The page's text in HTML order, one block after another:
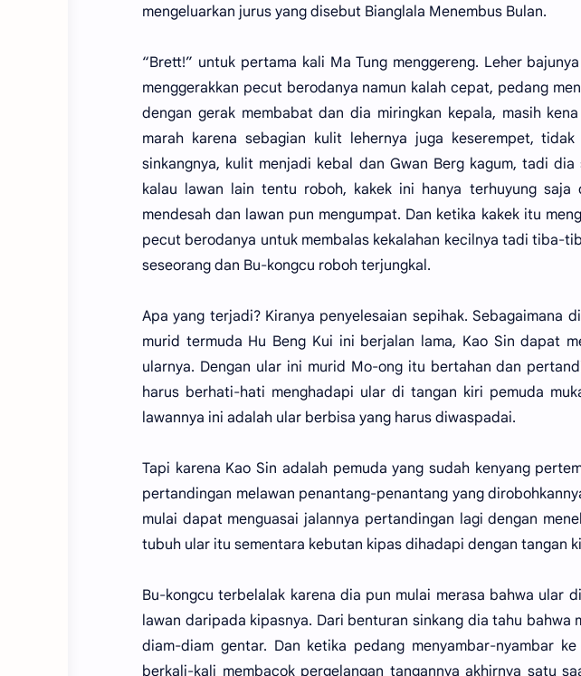
mengeluarkan jurus yang disebut Bianglala Menembus Bulan.
“Brett!” untuk pertama kali Ma Tung menggereng. Leher
menggerakkan pecut berodanya namun kalah cepat, pedang
dengan gerak membabat dan dia miringkan kepala, masih
marah karena sebagian kulit lehernya juga keserempet,
sinkangnya, kulit menjadi kebal dan Gwan Berg kagum, tadi
kalau lawan lain tentu roboh, kakek ini hanya terhuyung
mendesah dan lawan pun mengumpat. Dan ketika kakek itu
pecut berodanya untuk membalas kekalahan kecilnya tadi tiba-
seseorang dan Bu-kongcu roboh terjungkal.
Apa yang terjadi? Kiranya penyelesaian sepihak. Sebagaimana
murid termuda Hu Beng Kui ini berjalan lama, Kao Sin dapat
ularnya. Dengan ular ini murid Mo-ong itu bertahan dan
harus berhati-hati menghadapi ular di tangan kiri pemuda
lawannya ini adalah ular berbisa yang harus diwaspadai.
Tapi karena Kao Sin adalah pemuda yang sudah kenyang
pertandingan melawan penantang-penantang yang
mulai dapat menguasai jalannya pertandingan lagi dengan
tubuh ular itu sementara kebutan kipas dihadapi dengan tangan
Bu-kongcu terbelalak karena dia pun mulai merasa bahwa ular
lawan daripada kipasnya. Dari benturan sinkang dia tahu bahwa
diam-diam gentar. Dan ketika pedang menyambar-nyambar
berkali-kali membacok pergelangan tangannya akhirnya satu